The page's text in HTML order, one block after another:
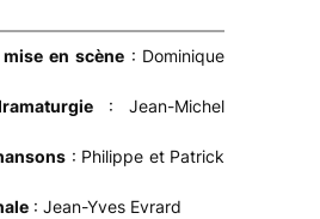
en scène: Dominique
: Jean-Michel
: Philippe et Patrick
: Jean-Yves Evrard